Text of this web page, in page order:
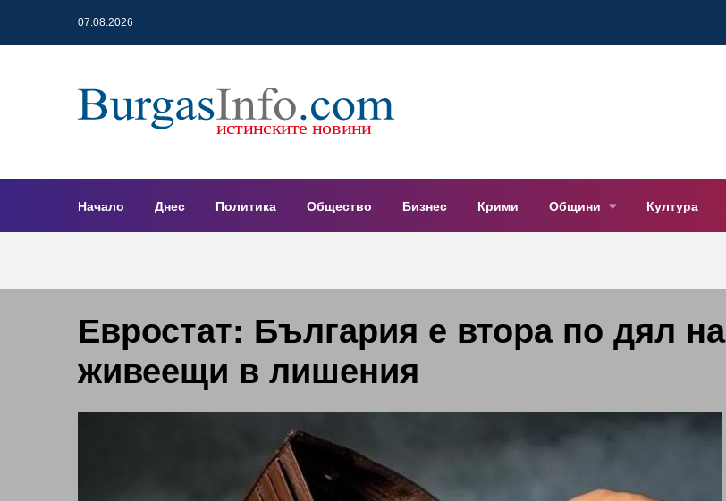
07.08.2026
Начало Днес Политика Общество Бизнес Крими Общини Култура
Евростат: България е втора по дял на
живеещи в лишения